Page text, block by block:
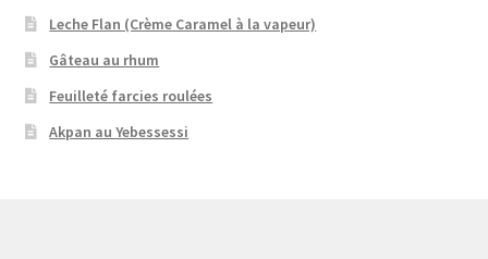
Leche Flan (Crème Caramel à la vapeur)
Gâteau au rhum
Feuilleté farcies roulées
Akpan au Yebessessi